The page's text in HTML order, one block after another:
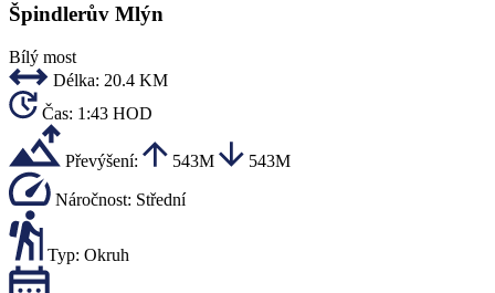
Špindlerův Mlýn
Bílý most
Délka: 20.4 KM
Čas: 1:43 HOD
Převýšení: 543M 543M
Náročnost: Střední
Typ: Okruh